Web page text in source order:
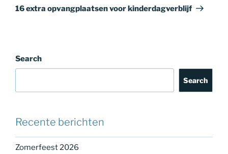
Post
16 extra opvangplaatsen voor kinderdagverblijf
Search
Search
Recente berichten
Zomerfeest 2026